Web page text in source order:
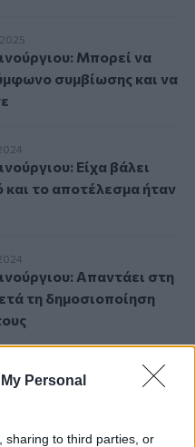
Personal
sharing to third parties, or
Μπορεί να έχω
Μπορεί να
συμβίωσης και να
Είχα βάλει
Είχα βάλει
και το αποτέλεσμα ήταν
Απαντάει στη
Απαντάει στη
τη δημοσιοποίηση
ενδεχόμενο γάμου:
για ενδεχόμενο γάμου: